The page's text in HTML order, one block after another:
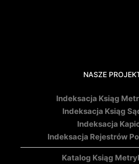
NASZE
Indeksacja Ksiąg
Indeksacja Ksiąg
Indeksacja
Indeksacja Rejestrów
Katalog Ksiąg